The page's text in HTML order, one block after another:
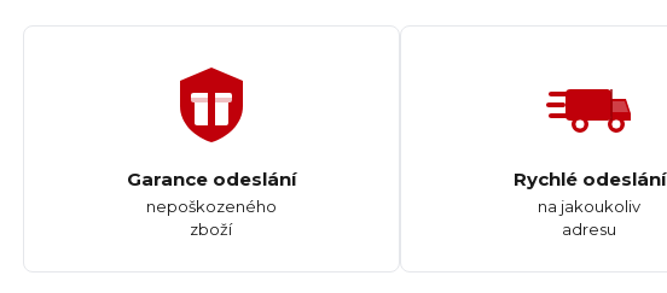
Garance odeslání
nepoškozeného
zboží
Rychlé odeslání
na jakoukoliv
adresu